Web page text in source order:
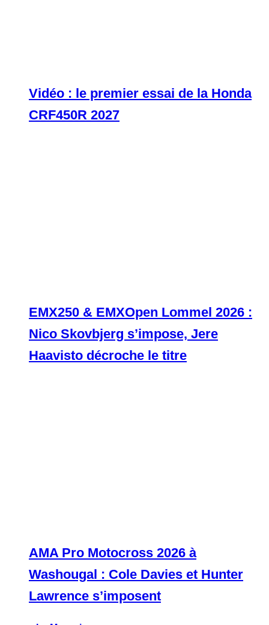
Vidéo : le premier essai de la Honda
CRF450R 2027
EMX250 & EMXOpen Lommel 2026 :
Nico Skovbjerg s’impose, Jere
Haavisto décroche le titre
AMA Pro Motocross 2026 à
Washougal : Cole Davies et Hunter
Lawrence s’imposent